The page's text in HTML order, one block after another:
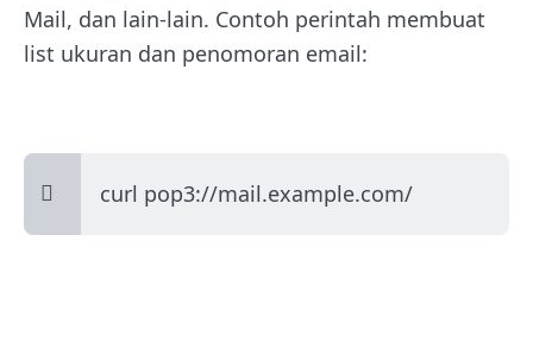
Mail, dan lain-lain. Contoh perintah membuat
list ukuran dan penomoran email:
curl pop3://mail.example.com/